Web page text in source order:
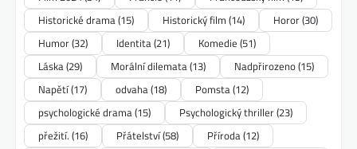
Historické drama(15) Historický film (14) Horor(30)
Humor(32) Identita(21) Komedie (51)
Láska(29) Morální dilemata(13) Nadpřirozeno(15)
Napětí(17) odvaha(18) Pomsta(12)
psychologické drama(15) Psychologický thriller(23)
přežití. (16) Přátelství(58) Příroda(12)